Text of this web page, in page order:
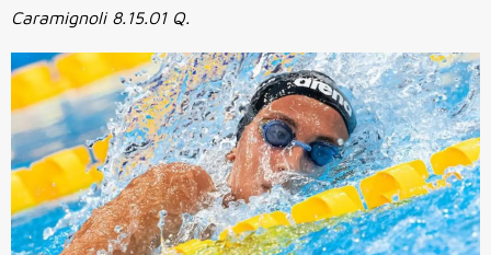
Caramignoli 8.15.01 Q.